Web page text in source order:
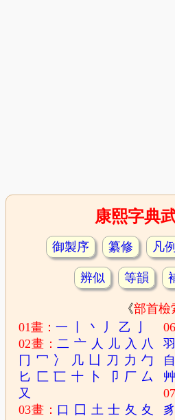
康熙字典
御製序 纂修 凡例
辨似 等韻
《部首檢
01畫：一 丶 丿 乙
02畫：二 亠 人 儿 入 八
冂 冖 冫 几 凵 刀 力 勹
匕 匚 匸 十 卜 卩 厂 厶
又
03畫： 口 囗 土 士 夂 夊
羽
自
艸
豸